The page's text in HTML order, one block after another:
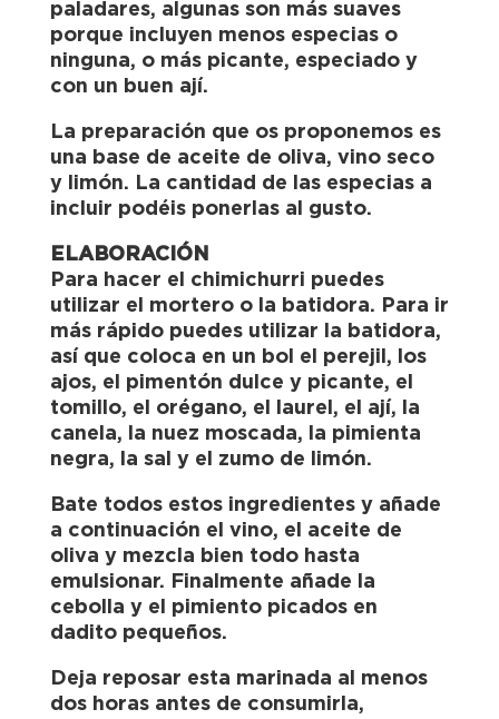
paladares, algunas son más suaves
porque incluyen menos especias o
ninguna, o más picante, especiado y
con un buen ají.
La preparación que os proponemos es
una base de aceite de oliva, vino seco
y limón. La cantidad de las especias a
incluir podéis ponerlas al gusto.
ELABORACIÓN
Para hacer el chimichurri puedes
utilizar el mortero o la batidora. Para ir
más rápido puedes utilizar la batidora,
así que coloca en un bol el perejil, los
ajos, el pimentón dulce y picante, el
tomillo, el orégano, el laurel, el ají, la
canela, la nuez moscada, la pimienta
negra, la sal y el zumo de limón.
Bate todos estos ingredientes y añade
a continuación el vino, el aceite de
oliva y mezcla bien todo hasta
emulsionar. Finalmente añade la
cebolla y el pimiento picados en
dadito pequeños.
Deja reposar esta marinada al menos
dos horas antes de consumirla,